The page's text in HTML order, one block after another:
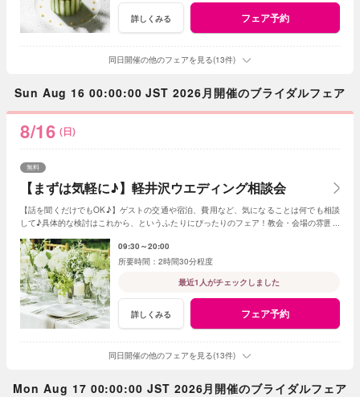
詳しくみる フェア予約
同日開催の他のフェアを見る(13件)
Sun Aug 16 00:00:00 JST 2026月開催のブライダルフェア
8/16 (日)
【まずは気軽に♪】軽井沢ウエディング相談会
無料
【話を聞くだけでもOK♪】ゲストの交通や宿泊、費用など、気になることは何でも相談
して♪具体的な検討はこれから、というふたりにぴったりのフェア！教会・会場の雰囲気
09:30～20:00
2時間30分程度
最近1人がチェックしました
詳しくみる フェア予約
同日開催の他のフェアを見る(13件)
Mon Aug 17 00:00:00 JST 2026月開催のブライダルフェア